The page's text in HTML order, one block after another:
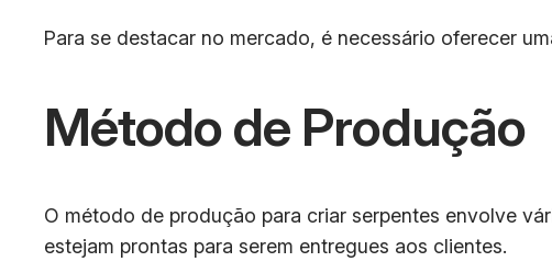
Para se destacar no mercado, é necessário oferecer
Método de Produção
O método de produção para criar serpentes envolve
estejam prontas para serem entregues aos clientes.